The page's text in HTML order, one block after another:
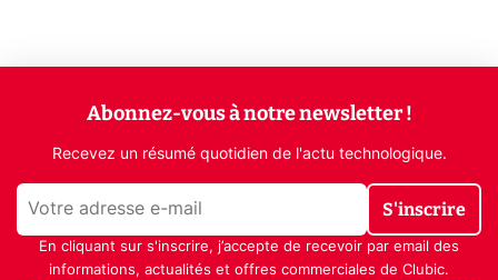
Abonnez-vous à notre newsletter !
Recevez un résumé quotidien de l'actu technologique.
S'inscrire
En cliquant sur s'inscrire, j’accepte de recevoir par email des
informations, actualités et offres commerciales de Clubic.